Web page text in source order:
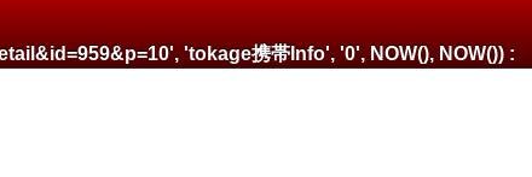
'tokage携帯Info', '0', NOW(), NOW()) :